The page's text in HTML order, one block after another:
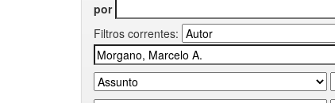
por
Filtros correntes: